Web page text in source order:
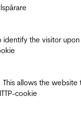
identify the visitor
allows the
cookie